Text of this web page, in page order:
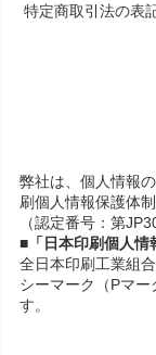
特定商取引法の表
弊社は、個人情報
刷個人情報保護体
（認定番号：第
■「日本印刷個人情
全日本印刷工業組
シーマーク（Pマ
す。